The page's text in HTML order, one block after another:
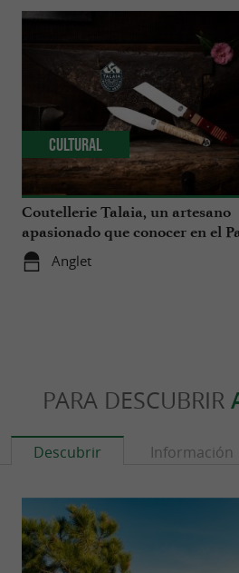
Coutellerie Talaia, un artesano
apasionado que conocer en el
Vasco
Anglet
Cultural
PARA DESCUBRIR
Descubrir Información